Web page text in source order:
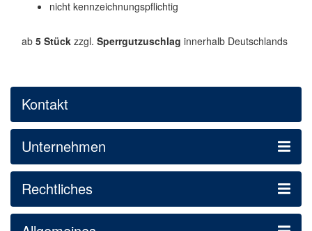
nicht kennzeichnungspflichtig
ab 5 Stück zzgl. Sperrgutzuschlag innerhalb Deutschlands
Kontakt
Unternehmen
Rechtliches